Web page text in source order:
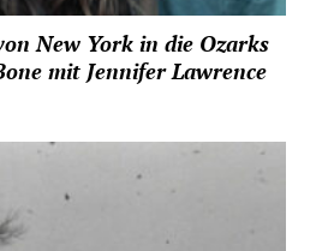
New York in die Ozarks
mit Jennifer Lawrence